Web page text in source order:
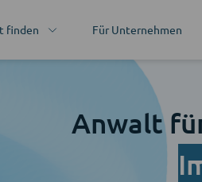
finden Für Unternehmen
Anwalt